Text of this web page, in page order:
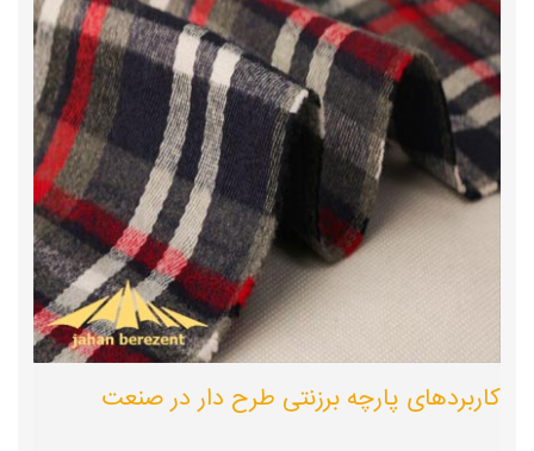
کاربردهای پارچه برزنتی طرح دار در صنعت